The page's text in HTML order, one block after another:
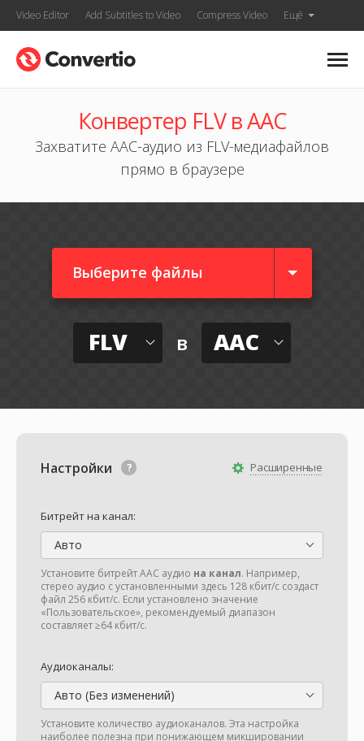
Video Editor Add Subtitles to Video Compress Video Ещё
Конвертер FLV в AAC
Захватите AAC-аудио из FLV-медиафайлов
прямо в браузере
Выберите файлы
FLV в AAC
Расширенные
Настройки
Битрейт на канал:
Авто
Установите битрейт AAC аудио на канал. Например,
стерео аудио с установленными здесь 128 кбит/с создаст
файл 256 кбит/с. Если установлено значение
«Пользовательское», рекомендуемый диапазон
составляет ≥64 кбит/с.
Аудиоканалы:
Авто (Без изменений)
Установите количество аудиоканалов. Эта настройка
наиболее полезна при понижающем микшировании